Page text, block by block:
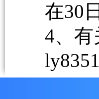
在30
4、有